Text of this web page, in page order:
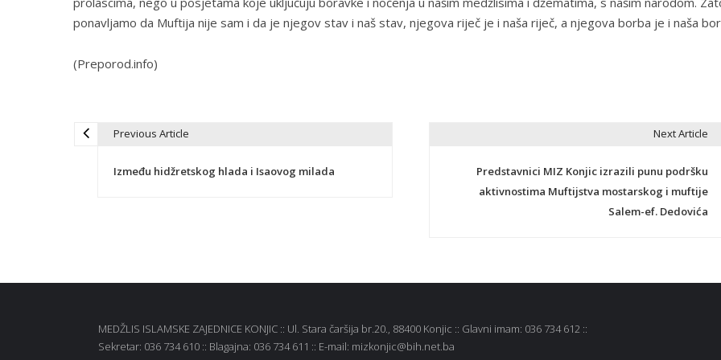
ponavljamo da Muftija nije sam i da je njegov stav i naš stav, njegova riječ je i naša riječ, a njegova borba je i naša
(Preporod.info)
i
Previous Article
Između hidžretskog hlada i Isaovog milada
Next Article
Predstavnici MIZ Konjic izrazili punu podršku
aktivnostima Muftijstva mostarskog i muftije
Salem-ef. Dedovića
MEDŽLIS ISLAMSKE ZAJEDNICE KONJIC :: Ul. Stara čaršija br.20., 88400 Konjic :: Glavni imam: 036 734 612 ::
Sekretar: 036 734 610 :: Blagajna: 036 734 611 :: E-mail: mizkonjic@bih.net.ba